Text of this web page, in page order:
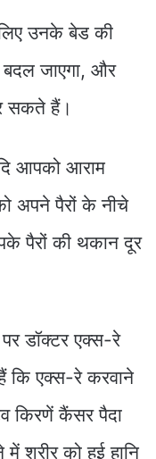
उनके बेड की
जाएगा, और
सकते हैं।
आपको आराम
अपने पैरों के नीचे
पैरों की थकान दूर
डॉक्टर एक्स-रे
कि एक्स-रे करवाने
किरणें कैंसर पैदा
शरीर को हुई हानि